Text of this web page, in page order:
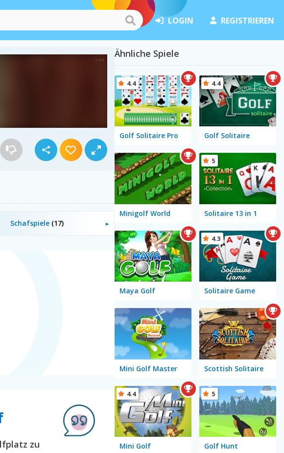
LOGIN REGISTRIEREN
Schafspiele (17)
zu
Ähnliche Spiele
Golf Solitaire Pro
4.4
Golf Solitaire
4.4
Minigolf World Solitaire 13 in 1
5
Maya Golf Solitaire Game
4.3
Mini Golf Master Scottish Solitaire
Mini Golf
4.4
Golf Hunt
5